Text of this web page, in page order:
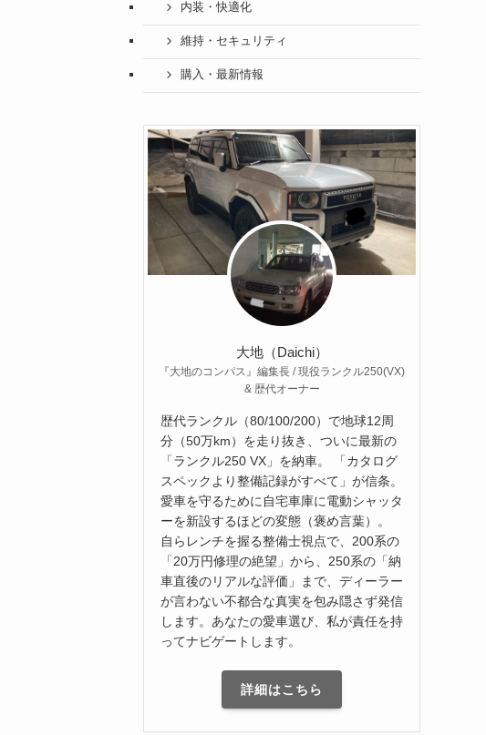
内装・快適化
維持・セキュリティ
購入・最新情報
大地（Daichi）
『大地のコンパス』編集長 / 現役ランクル250(VX)
& 歴代オーナー
歴代ランクル（80/100/200）で地球12周
分（50万km）を走り抜き、ついに最新の
「ランクル250 VX」を納車。 「カタログ
スペックより整備記録がすべて」が信条。
愛車を守るために自宅車庫に電動シャッタ
ーを新設するほどの変態（褒め言葉）。
自らレンチを握る整備士視点で、200系の
「20万円修理の絶望」から、250系の「納
車直後のリアルな評価」まで、ディーラー
が言わない不都合な真実を包み隠さず発信
します。あなたの愛車選び、私が責任を持
ってナビゲートします。
詳細はこちら